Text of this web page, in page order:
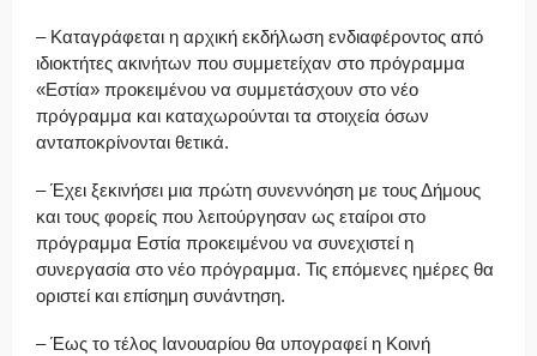
– Καταγράφεται η αρχική εκδήλωση ενδιαφέροντος από
ιδιοκτήτες ακινήτων που συμμετείχαν στο πρόγραμμα
«Εστία» προκειμένου να συμμετάσχουν στο νέο
πρόγραμμα και καταχωρούνται τα στοιχεία όσων
ανταποκρίνονται θετικά.
– Έχει ξεκινήσει μια πρώτη συνεννόηση με τους Δήμους
και τους φορείς που λειτούργησαν ως εταίροι στο
πρόγραμμα Εστία προκειμένου να συνεχιστεί η
συνεργασία στο νέο πρόγραμμα. Τις επόμενες ημέρες θα
οριστεί και επίσημη συνάντηση.
– Έως το τέλος Ιανουαρίου θα υπογραφεί η Κοινή